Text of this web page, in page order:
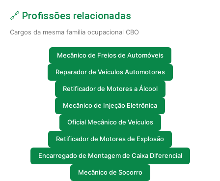
🔗 Profissões relacionadas
Cargos da mesma família ocupacional CBO
Mecânico de Freios de Automóveis
Reparador de Veículos Automotores
Retificador de Motores a Álcool
Mecânico de Injeção Eletrônica
Oficial Mecânico de Veículos
Retificador de Motores de Explosão
Encarregado de Montagem de Caixa Diferencial
Mecânico de Socorro